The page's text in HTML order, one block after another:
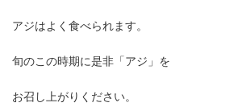
アジはよく食べられます。
旬のこの時期に是非「アジ」を
お召し上がりください。